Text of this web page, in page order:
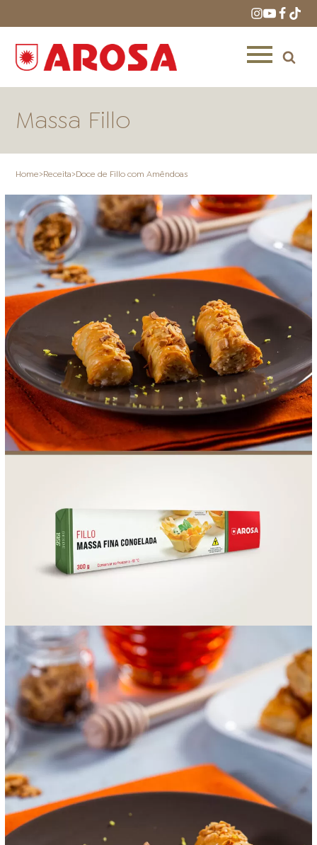
ONDE COMPRAR LOJAS AROSA
DISTRIBUIDORES E
REPRESENTANTES
FOOD SERVICE EMPRESA AGENDA DE CURSOS
INVERNO SAC ACESSO PARA PARCEIROS
Massa Fillo
Home>Receita>Doce de Fillo com Amêndoas